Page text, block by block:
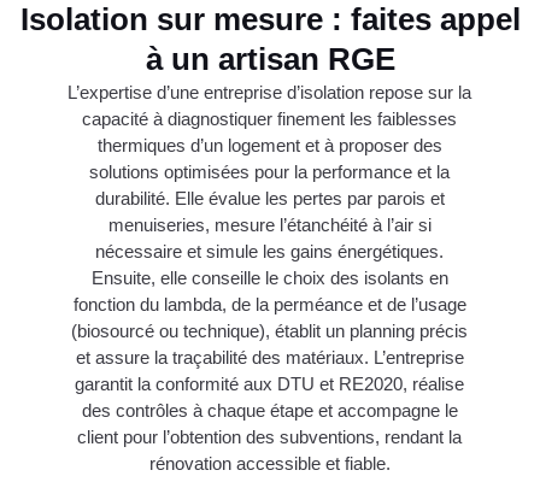
Isolation sur mesure : faites appel
à un artisan RGE
L’expertise d’une entreprise d’isolation repose sur la
capacité à diagnostiquer finement les faiblesses
thermiques d’un logement et à proposer des
solutions optimisées pour la performance et la
durabilité. Elle évalue les pertes par parois et
menuiseries, mesure l’étanchéité à l’air si
nécessaire et simule les gains énergétiques.
Ensuite, elle conseille le choix des isolants en
fonction du lambda, de la perméance et de l’usage
(biosourcé ou technique), établit un planning précis
et assure la traçabilité des matériaux. L’entreprise
garantit la conformité aux DTU et RE2020, réalise
des contrôles à chaque étape et accompagne le
client pour l’obtention des subventions, rendant la
rénovation accessible et fiable.